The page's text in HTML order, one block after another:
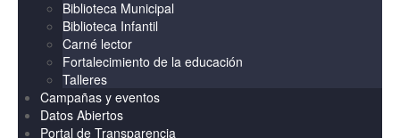
Biblioteca Municipal
Biblioteca Infantil
Carné lector
Fortalecimiento de la educación
Talleres
Campañas y eventos
Datos Abiertos
Portal de Transparencia